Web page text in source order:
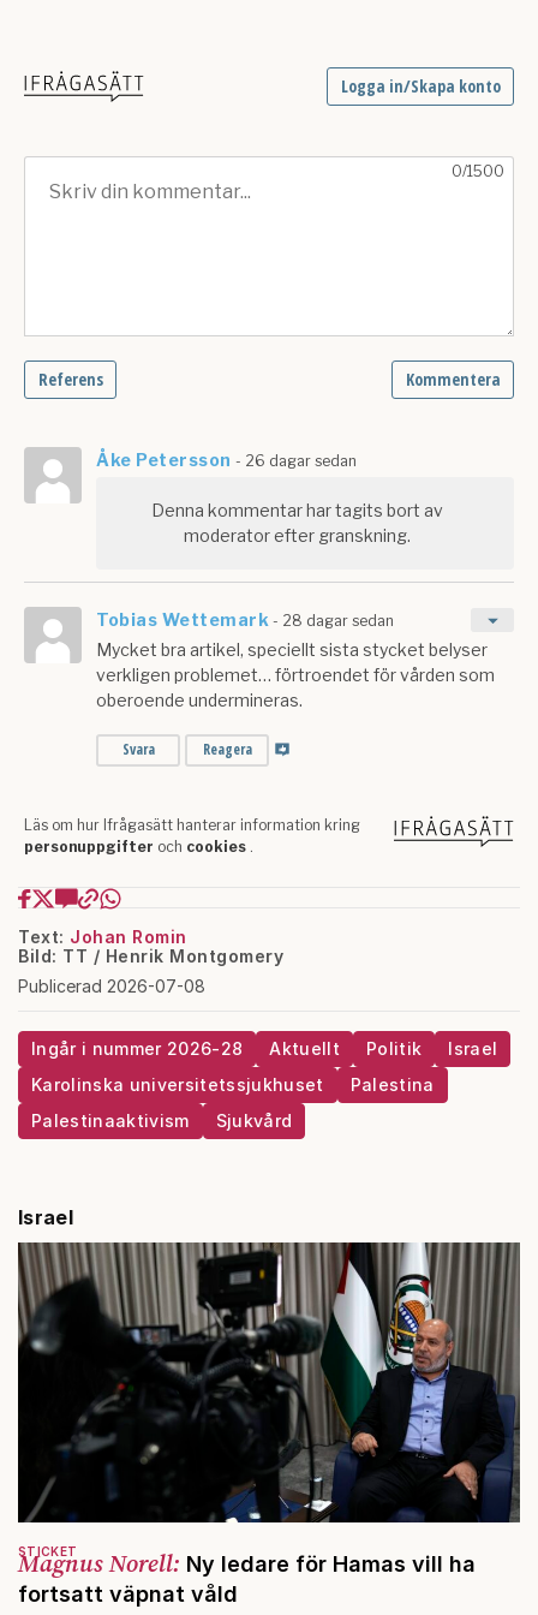
Text: Johan Romin
Bild: TT / Henrik Montgomery
Publicerad 2026-07-08
Ingår i nummer 2026-28 Aktuellt Politik
Israel
Karolinska universitetssjukhuset
Palestina
Palestinaaktivism
Sjukvård
Israel
Magnus Norell: Ny ledare för Hamas vill ha
fortsatt väpnat våld
STICKET